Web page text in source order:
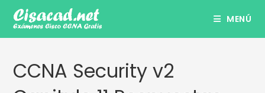
contenido
MENÚ
CCNA Security v2